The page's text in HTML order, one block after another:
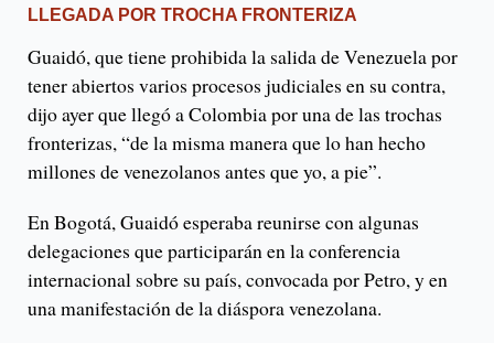
LLEGADA POR TROCHA FRONTERIZA
Guaidó, que tiene prohibida la salida de Venezuela por
tener abiertos varios procesos judiciales en su contra,
dijo ayer que llegó a Colombia por una de las trochas
fronterizas, “de la misma manera que lo han hecho
millones de venezolanos antes que yo, a pie”.
En Bogotá, Guaidó esperaba reunirse con algunas
delegaciones que participarán en la conferencia
internacional sobre su país, convocada por Petro, y en
una manifestación de la diáspora venezolana.